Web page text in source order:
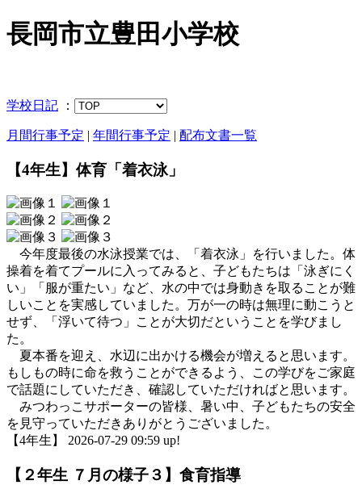
長岡市立豊田小学校
学校日記 ：
月間行事予定 | 年間行事予定 | 配布文書一覧
【4年生】体育「着衣泳」
今年度最後の水泳授業では、「着衣泳」を行いました。体
操着を着てプールに入ってみると、子どもたちは「泳ぎにく
い」「服が重たい」など、水の中では身動きを取ることが難
しいことを実感していました。万が一の時は無理に動こうと
せず、「浮いて待つ」ことが大切だということを学びまし
た。
夏本番を迎え、水辺に出かける機会が増えると思います。
もしもの時に命を救うことができるよう、この学びをご家庭
で話題にしていただき、確認していただければと思います。
みつわっこサポーターの皆様、暑い中、子どもたちの安全
を見守っていただきありがとうございました。
【4年生】 2026-07-29 09:59 up!
【２年生 ７月の様子３】食育指導